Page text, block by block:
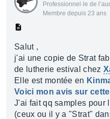
Professionnel·le de
Membre depuis 23 ans
Salut ,
j'ai une copie de Strat
de lutherie estival chez
Elle est montée en
Voici mon avis sur
J'ai fait qq samples pour
(ceux ou il y a "Strat"